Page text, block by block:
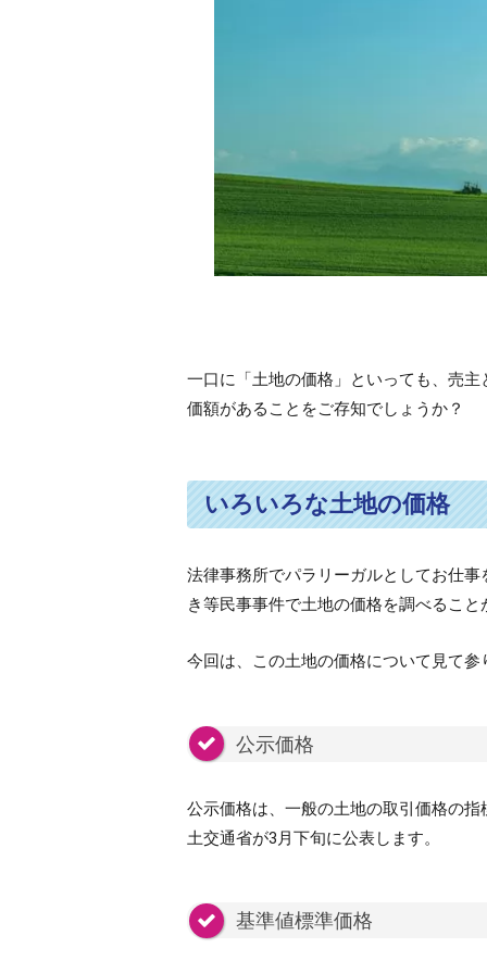
一口に「土地の価格」といっても、売
価額があることをご存知でしょうか？
いろいろな土地の価格
法律事務所でパラリーガルとしてお仕
き等民事事件で土地の価格を調べるこ
今回は、この土地の価格について見て参
公示価格
公示価格は、一般の土地の取引価格の
土交通省が3月下旬に公表します。
基準値標準価格